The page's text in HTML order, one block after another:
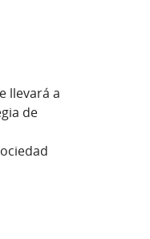
llevará a
de